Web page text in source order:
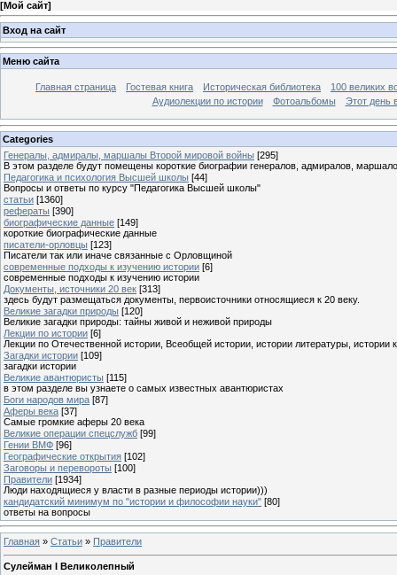
[Мой сайт]
Вход на сайт
Меню сайта
Главная страница Гостевая книга Историческая библиотека
100 великих
Аудиолекции по истории
Фотоальбомы Этот день
Categories
Генералы, адмиралы, маршалы Второй мировой войны [295]
В этом разделе будут помещены короткие биографии генералов, адмиралов,
Педагогика и психология Высшей школы [44]
Вопросы и ответы по курсу "Педагогика Высшей школы"
статьи [1360]
рефераты [390]
биографические данные [149]
короткие биографические данные
писатели-орловцы [123]
Писатели так или иначе связанные с Орловщиной
современные подходы к изучению истории [6]
современные подходы к изучению истории
Документы, источники 20 век [313]
здесь будут размещаться документы, первоисточники относящиеся к 20 веку.
Великие загадки природы [120]
Великие загадки природы: тайны живой и неживой природы
Лекции по истории [6]
Лекции по Отечественной истории, Всеобщей истории, истории литературы, истории
Загадки истории [109]
загадки истории
Великие авантюристы [115]
в этом разделе вы узнаете о самых известных авантюристах
Боги народов мира [87]
Аферы века [37]
Самые громкие аферы 20 века
Великие операции спецслужб [99]
Гении ВМФ [96]
Географические открытия [102]
Заговоры и перевороты [100]
Правители [1934]
Люди находящиеся у власти в разные периоды истории)))
кандидатский минимум по "истории и философии науки" [80]
ответы на вопросы
Главная » Статьи » Правители
Сулейман I Великолепный